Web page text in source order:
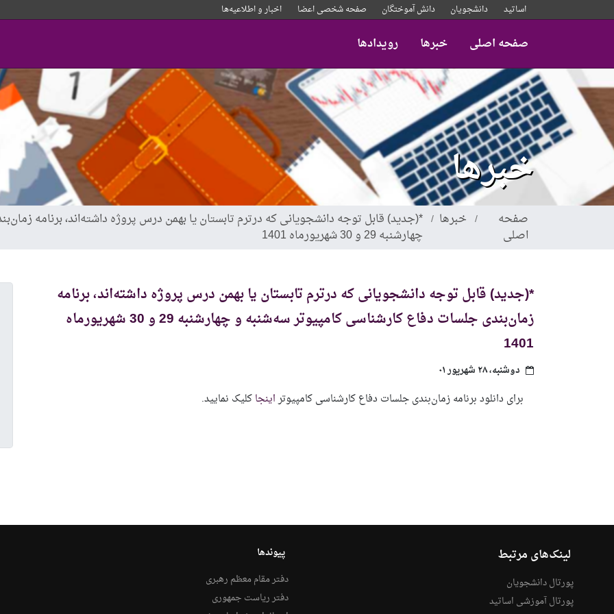
به
اساتید دانشجویان دانش آموختگان صفحه شخصی اعضا اخبار و‌ اطلاعیه‌ها
صفحه اصلی خبرها رویدادها
خبرها
صفحه
اصلی
خبرها
*(جدید) قابل توجه دانشجویانی که درترم تابستان یا بهمن درس پروژه داشته‌اند، برنامه
چهارشنبه 29 و 30 شهریورماه 1401
*(جدید) قابل توجه دانشجویانی که درترم تابستان یا بهمن درس پروژه داشته‌اند، برنامه
زمان‌بندی جلسات دفاع کارشناسی کامپیوتر سه‌شنبه و چهارشنبه 29 و 30 شهریورماه
1401
دوشنبه، ۲۸ شهریور ۰۱
برای دانلود برنامه زمان‌بندی جلسات دفاع کارشناسی کامپیوتراینجاکلیک نمایید.
لینک‌های مرتبط
پورتال دانشجویان
پورتال آموزشی اساتید
پیوندها
دفتر مقام معظم رهبری
دفتر ریاست جمهوری